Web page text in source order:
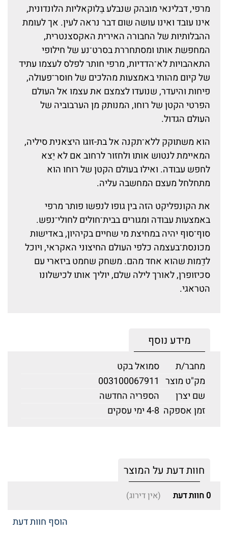
מרפי, דבלינאי מובהק שנבלע בַּלוקאליות הלונדונית,
אינו עובד ואינו עושה שום דבר נראה לעין. אך לעומת
ההבלותיות של החבורה האירית האקסצנטרית,
המחפשת אותו ומסתחררת בסרט־נע של חילופי
התאהבויות לא־הדדיות, מרפי חותר לפלס לעצמו עתיד
של קיום מהותי באמצעות מהלכים של חוסר־פעולה,
פיחות והיעדר, שנועדו לצמצם את עצמו אל העולם
הפרטי הקטן של רוחו, המנותק מן הערבוביה של
העולם הגדול.
הוא משתוקק ללא־תקנה אל בת-זוגו היצאנית סיליה,
המאיימת לנטוש אותו ולחזור לרחוב אם לא יֵצא
לחפש עבודה. ואילו בעולם הקטן של רוחו הוא
מתחלחל מעצם המחשבה עליה.
את הקונפליקט הזה בין גופו לנפשו פותר מרפי
באמצעות עבודה ומגורים בבית־חולים לחולי־נפש.
סוף־סוף יהיה במחיצת מי שחיים בקיהיון, באדישות
מכונסת־בעצמה כלפי העולם החיצוני האקראי, ויוכל
לדַמות שהוא אחד מהם. משחק שחמט ביזארי עם
סכיזופרן, לאורך לילה שלם, יוליך אותו לכישלונו
הטראגי.
מידע נוסף
מחבר/ת
סמואל בקט
מק"ט מוצר 003100067911
שם יצרן
הספריה החדשה
זמן אספקה 4-8 ימי עסקים
חוות דעת על המוצר
0 חוות דעת (אין דירוג)
הוסף חוות דעת